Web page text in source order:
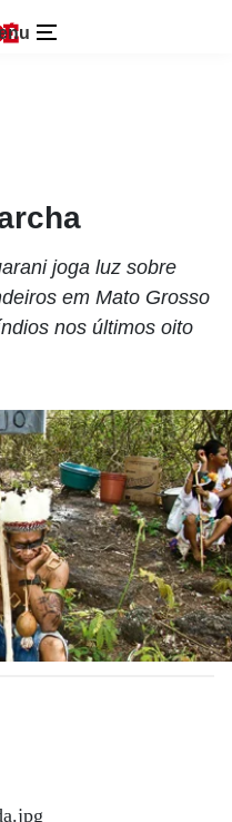
joga luz sobre
em Mato Grosso
nos últimos oito